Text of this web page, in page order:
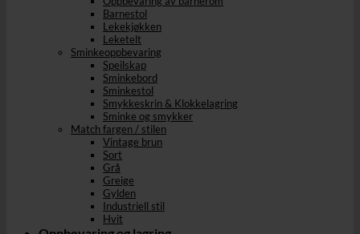
Barnestol
Lekekjøkken
Leketelt
Sminkeoppbevaring
Speilskap
Sminkebord
Sminkestol
Smykkeskrin & Klokkelagring
Sminke og smykker
Match fargen / stilen
Vintage brun
Sort
Grå
Greige
Gylden
Industriell stil
Hvit